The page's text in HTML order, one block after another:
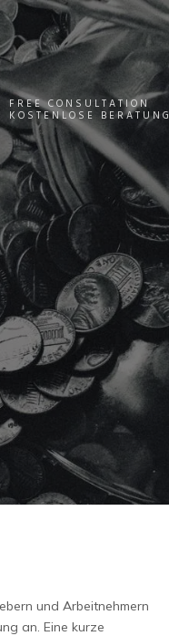
FREE CONSULTATION
KOSTENLOSE BERATUNG
und Arbeitnehmern
an. Eine kurze